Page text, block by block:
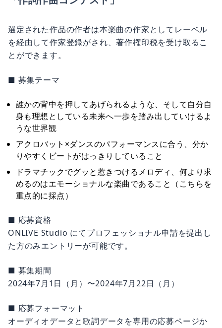
選定された作品の作者は本楽曲の作家としてレーベル
を経由して作家登録がされ、著作権印税を受け取るこ
とができます。
■ 募集テーマ
誰かの背中を押してあげられるような、そして自分自
身も理想としている未来へ一歩を踏み出していけるよ
うな世界観
アクロバット×ダンスのパフォーマンスに合う、分か
りやすくビートがはっきりしていること
ドラマチックでグッと惹きつけるメロディ、何より求
めるのはエモーショナルな楽曲であること（こちらを
重点的に採点）
■ 応募資格
ONLIVE Studio にてプロフェッショナル申請を提出し
た方のみエントリーが可能です。
■ 募集期間
2024年7月1日（月）〜2024年7月22日（月）
■ 応募フォーマット
オーディオデータと歌詞データを専用の応募ページか